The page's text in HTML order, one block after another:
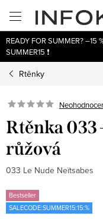
obsah
READY FOR SUMMER? –15
SUMMER15 ❗
Rtěnky
Rtěnka 033
růžová
033 Le Nude Neïtsabes
Bestseller
SALECODE:SUMMER15:15:%